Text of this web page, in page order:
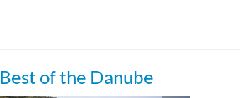
Best of the Danube